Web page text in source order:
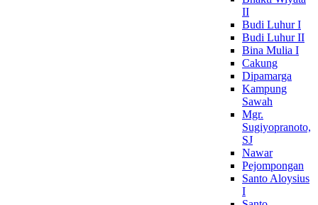
II
Budi Luhur I
Budi Luhur II
Bina Mulia I
Cakung
Dipamarga
Kampung
Sawah
Mgr.
Sugiyopranoto,
SJ
Nawar
Pejompongan
Santo Aloysius
I